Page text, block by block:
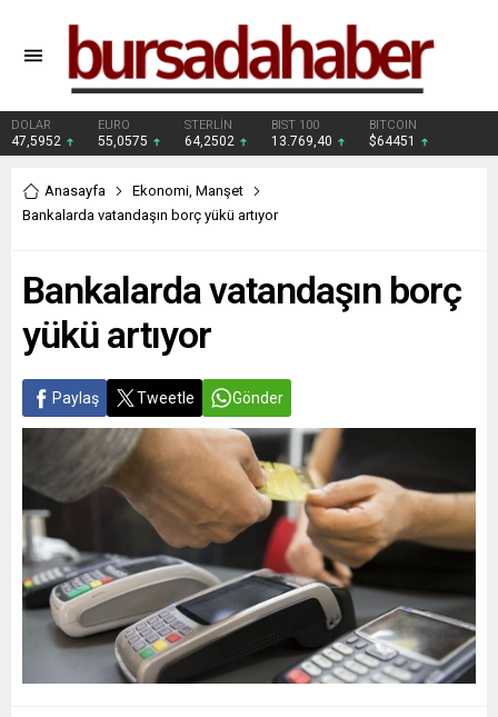
DOLAR
47,5952
EURO
55,0575
STERLİN
64,2502
BIST 100
13.769,40
BITCOIN
$64451
Anasayfa Ekonomi, Manşet
Bankalarda vatandaşın borç yükü artıyor
Bankalarda vatandaşın borç
yükü artıyor
Paylaş Tweetle Gönder